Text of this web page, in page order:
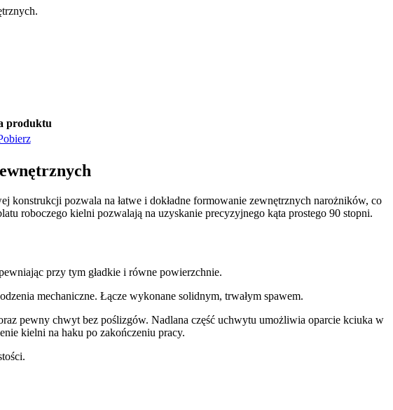
produktu
pozwala na łatwe i dokładne formowanie zewnętrznych narożników, co
roboczego kielni pozwalają na uzyskanie precyzyjnego kąta prostego 90 stopni.
przy tym gładkie i równe powierzchnie.
mechaniczne. Łącze wykonane solidnym, trwałym spawem.
pewny chwyt bez poślizgów. Nadlana część uchwytu umożliwia oparcie kciuka w
kielni na haku po zakończeniu pracy.